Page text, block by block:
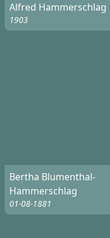
Alfred Hammerschlag
1903
Bertha Blumenthal-
Hammerschlag
01-08-1881